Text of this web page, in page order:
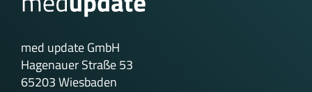
med update GmbH
Hagenauer Straße 53
65203 Wiesbaden